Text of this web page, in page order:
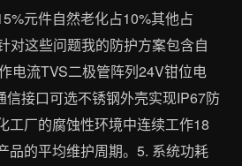
元件自然老化占10%其他占
对这些问题我的防护方案包含自
电流TVS二极管阵列24V钳位电
信接口可选不锈钢外壳实现IP67防
工厂的腐蚀性环境中连续工作18
品的平均维护周期。5. 系统功耗